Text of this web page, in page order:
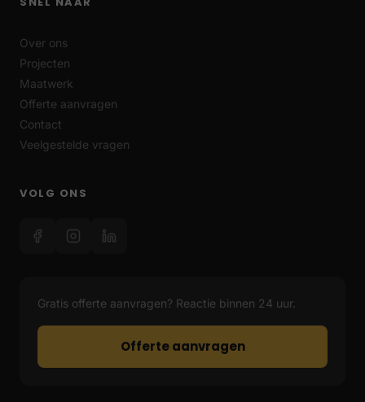
Over ons
Projecten
Maatwerk
Offerte aanvragen
Contact
Veelgestelde vragen
VOLG ONS
Gratis offerte aanvragen? Reactie binnen 24 uur.
Offerte aanvragen